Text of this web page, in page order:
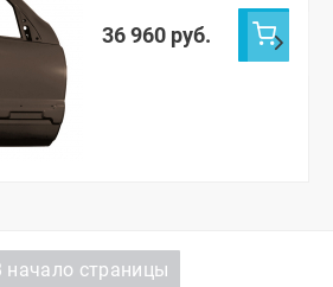
36 960 руб.
начало страницы